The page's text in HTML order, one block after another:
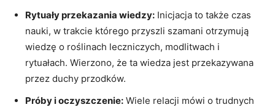
Rytuały przekazania wiedzy: Inicjacja to także czas
nauki, w trakcie którego przyszli szamani otrzymują
wiedzę o roślinach leczniczych, modlitwach i
rytuałach. Wierzono, że ta wiedza jest przekazywana
przez duchy przodków.
Próby i oczyszczenie: Wiele relacji mówi o trudnych